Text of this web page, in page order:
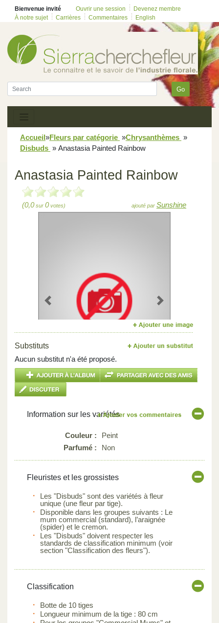
Bienvenue invité Ouvrir une session
Devenez membre
À notre sujet
Carrières Commentaires English
Go
Accueil»Fleurs par catégorie »Chrysanthèmes »
Disbuds » Anastasia Painted Rainbow
Anastasia Painted Rainbow
(0,0sur 0votes) ajouté par Sunshine
Previous Next
Substituts
Aucun substitut n'a été proposé.
Information sur les variétés
Couleur :
Peint
Parfumé :
Non
Fleuristes et les grossistes
Les "Disbuds" sont des variétés à fleur
unique (une fleur par tige).
Disponible dans les groupes suivants : Le
mum commercial (standard), l’araignée
(spider) et le cremon.
Les "Disbuds" doivent respecter les
standards de classification minimum (voir
section "Classification des fleurs").
Classification
Botte de 10 tiges
Longueur minimum de la tige : 80 cm